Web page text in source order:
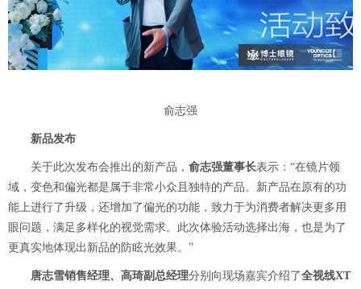
俞志强
新品发布
关于此次发布会推出的新产品， 俞志强董事长表示：“在镜片领
域，变色和偏光都是属于非常小众且独特的产品。新产品在原有的功
能上进行了升级，还增加了偏光的功能，致力于为消费者解决更多用
眼问题，满足多样化的视觉需求。此次体验活动选择出海，也是为了
更真实地体现出新品的防眩光效果。”
唐志雪销售经理、高琦副总经理分别向现场嘉宾介绍了全视线XT